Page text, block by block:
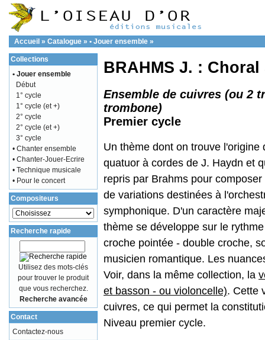
Accueil » Catalogue » • Jouer ensemble »
BRAHMS J. :
Ensemble de cuivres (ou 2
trombone)
Premier cycle
Un thème dont on trouve l'origine
quatuor à cordes de J. Haydn et
repris par Brahms pour
de variations destinées à
symphonique. D'un caractère
thème se développe sur le
croche pointée - double croche,
musicien romantique. Les
Voir, dans la même collection, la
et basson - ou violoncelle). Cette
cuivres, ce qui permet la
Niveau premier cycle.
Collections
• Jouer ensemble
Début
1° cycle
1° cycle (et +)
2° cycle
2° cycle (et +)
3° cycle
• Chanter ensemble
• Chanter-Jouer-Ecrire
• Technique musicale
• Pour le concert
Compositeurs
Recherche rapide
Utilisez des mots-clés
pour trouver le produit
que vous recherchez.
Recherche avancée
Contact
Contactez-nous